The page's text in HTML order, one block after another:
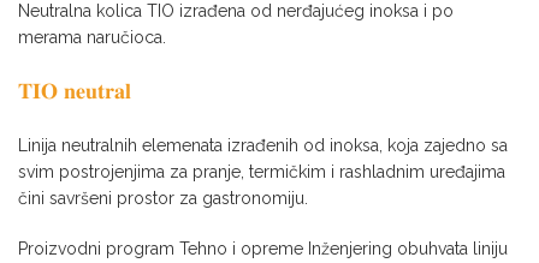
Neutralna kolica TIO izrađena od nerđajućeg inoksa i po
merama naručioca.
𝐓𝐈𝐎 𝐧𝐞𝐮𝐭𝐫𝐚𝐥
Linija neutralnih elemenata izrađenih od inoksa, koja zajedno sa
svim postrojenjima za pranje, termičkim i rashladnim uređajima
čini savršeni prostor za gastronomiju.
Proizvodni program Tehno i opreme Inženjering obuhvata liniju